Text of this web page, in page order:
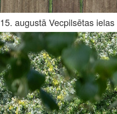
15. augustā Vecpilsētas